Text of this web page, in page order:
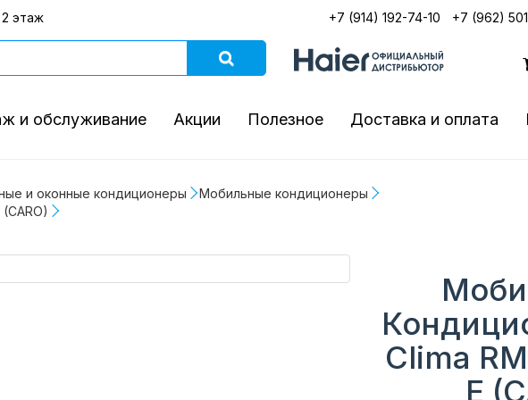
этаж +7 (914) 192-74-10 +7 (962)
и обслуживание Акции Полезное Доставка и оплата
и оконные кондиционеры
Мобильные кондиционеры
Clima
E